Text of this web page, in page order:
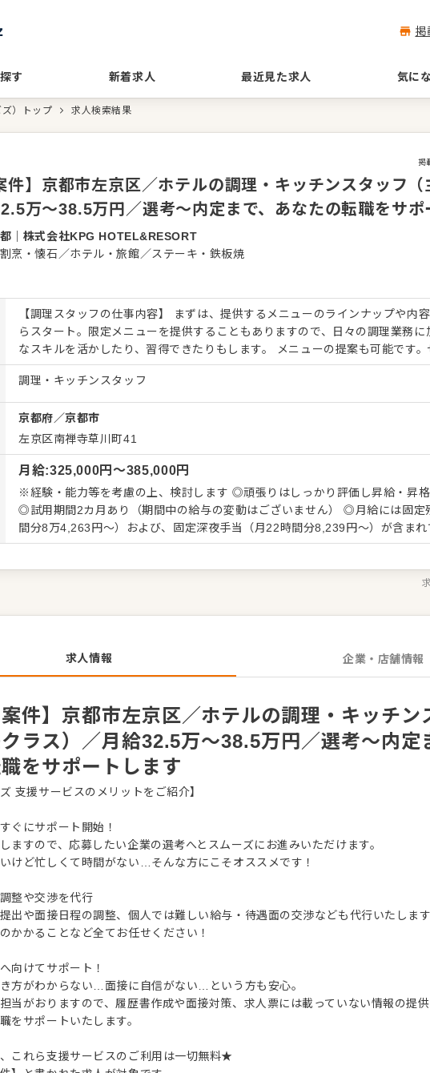
掲
す 新着求人 最近見た求人 気に
）トップ 求人検索結果
掲
件】京都市左京区／ホテルの調理・キッチンスタッフ（
万〜38.5万円／選考～内定まで、あなたの転職をサポ
株式会社KPG HOTEL&RESORT
烹・懐石／ホテル・旅館／ステーキ・鉄板焼
【調理スタッフの仕事内容】 まずは、提供するメニューのラインナップや内
らスタート。限定メニューを提供することもありますので、日々の調理業務に
なスキルを活かしたり、習得できたりもします。 メニューの提案も可能です。
発信してください。よりよいお店づくりのためのオペレーション改善なども大歓
体的には…】 ・仕込みから盛り付けまでの調理全般 ・仕入れや在庫管理など
務 ・まかないづくり ・後輩スタッフやアルバイトスタッフの教育 ・洗浄や清
・料理長の補助 ・新メニュー提案 など 入社後はスキルに合わせた業務からお任せしますの
で、徐々に仕事の幅を広げていきましょう。成長をしっかりサポートしますの
ず安心してスタートできる環境です。 ゆくゆくはステップアップなどもめざ
調理・キッチンスタッフ
京都府／京都市
左京区南禅寺草川町41
月給:325,000円〜385,000円
※経験・能力等を考慮の上、検討します ◎頑張りはしっかり評価し昇給・昇格につながります
◎試用期間2カ月あり（期間中の給与の変動はございません） ◎月給には固定
間分8万4,263円～）および、固定深夜手当（月22時間分8,239円～）が含まれ
分は別途支給
求人情報 企業・店舗情報
案件】京都市左京区／ホテルの調理・キッチン
クラス）／月給32.5万〜38.5万円／選考～内定
をサポートします
ズ 支援サービスのメリットをご紹介】
ぐにサポート開始！
ますので、応募したい企業の選考へとスムーズにお進みいただけます。
けど忙しくて時間がない…そんな方にこそオススメです！
整や交渉を代行
出や面接日程の調整、個人では難しい給与・待遇面の交渉なども代行いたします
かかることなど全てお任せください！
向けてサポート！
方がわからない…面接に自信がない…という方も安心。
当がおりますので、履歴書作成や面接対策、求人票には載っていない情報の提供
をサポートいたします。
これら支援サービスのご利用は一切無料★